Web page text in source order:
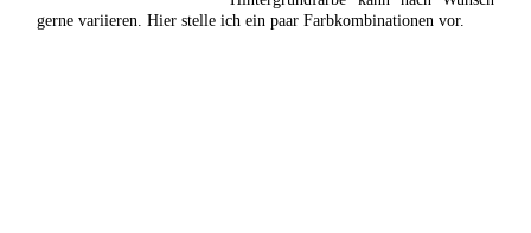
gerne variieren. Hier stelle ich ein paar Farbkombinationen vor.